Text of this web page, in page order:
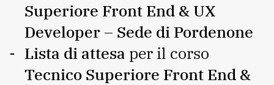
Superiore Front End & UX
Developer – Sede di Pordenone
Lista di attesa per il corso
Tecnico Superiore Front End &